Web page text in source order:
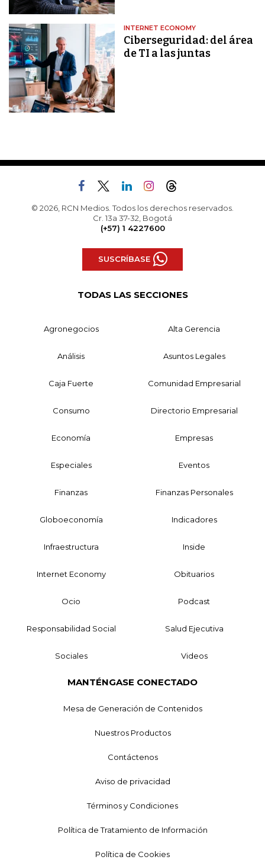
INTERNET ECONOMY
Ciberseguridad: del área
de TI a las juntas
© 2026, RCN Medios. Todos los derechos reservados.
Cr. 13a 37-32, Bogotá
(+57) 1 4227600
SUSCRÍBASE
TODAS LAS SECCIONES
Agronegocios Alta Gerencia
Análisis Asuntos Legales
Caja Fuerte Comunidad Empresarial
Consumo Directorio Empresarial
Economía Empresas
Especiales Eventos
Finanzas Finanzas Personales
Globoeconomía Indicadores
Infraestructura Inside
Internet Economy Obituarios
Ocio Podcast
Responsabilidad Social Salud Ejecutiva
Sociales Videos
MANTÉNGASE CONECTADO
Mesa de Generación de Contenidos
Nuestros Productos
Contáctenos
Aviso de privacidad
Términos y Condiciones
Política de Tratamiento de Información
Política de Cookies